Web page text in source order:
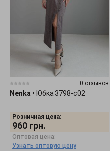
0 отзывов
Nenka • Юбка 3798-c02
Розничная цена:
960 грн.
Оптовая цена:
Узнать оптовую цену